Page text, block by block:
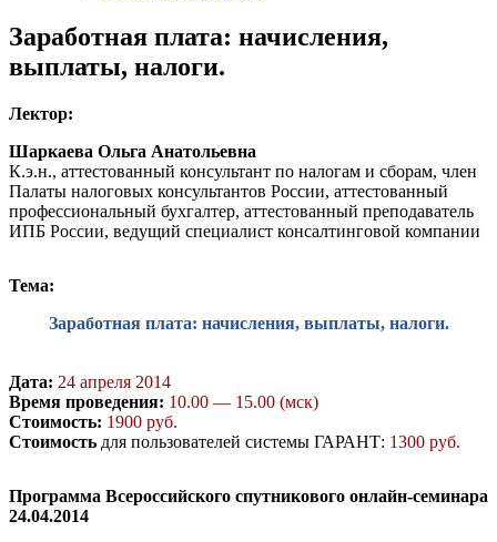
Заработная плата: начисления,
выплаты, налоги.
Лектор:
Шаркаева Ольга Анатольевна
К.э.н., аттестованный консультант по налогам и сборам, член
Палаты налоговых консультантов России, аттестованный
профессиональный бухгалтер, аттестованный преподаватель
ИПБ России, ведущий специалист консалтинговой компании
Тема:
Заработная плата: начисления, выплаты, налоги.
Дата: 24 апреля 2014
Время проведения: 10.00 — 15.00 (мск)
Стоимость: 1900 руб.
Стоимость для пользователей системы ГАРАНТ: 1300 руб.
Программа Всероссийского спутникового онлайн-семинара
24.04.2014